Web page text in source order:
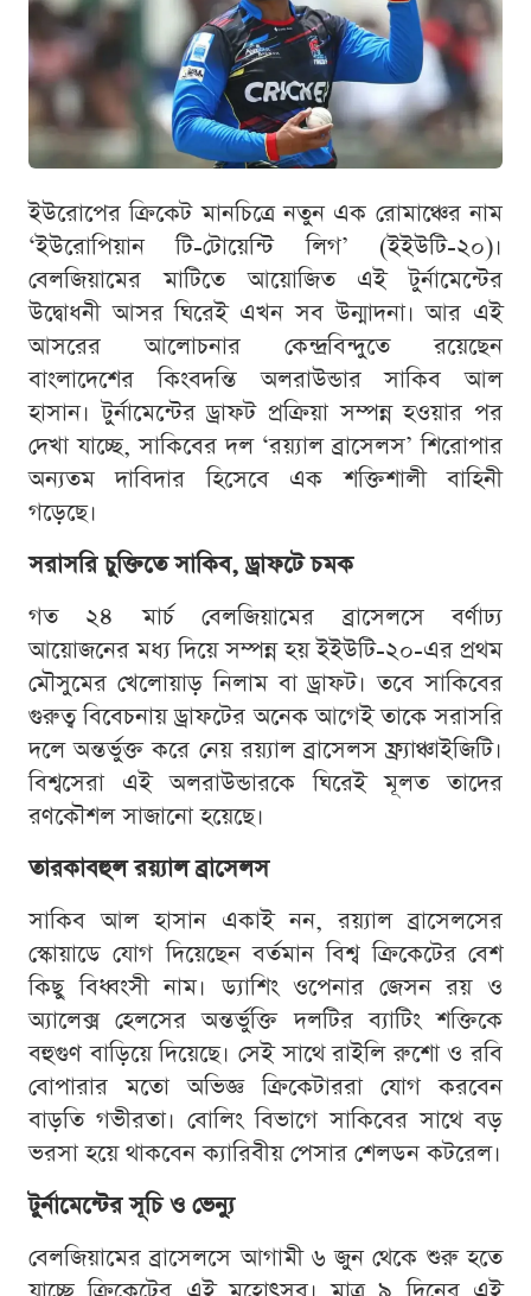
ইউরোপের ক্রিকেট মানচিত্রে নতুন এক রোমাঞ্চের নাম
‘ইউরোপিয়ান টি-টোয়েন্টি লিগ’ (ইইউটি-২০)।
বেলজিয়ামের মাটিতে আয়োজিত এই টুর্নামেন্টের
উদ্বোধনী আসর ঘিরেই এখন সব উন্মাদনা। আর এই
আসরের আলোচনার কেন্দ্রবিন্দুতে রয়েছেন
বাংলাদেশের কিংবদন্তি অলরাউন্ডার সাকিব আল
হাসান। টুর্নামেন্টের ড্রাফট প্রক্রিয়া সম্পন্ন হওয়ার পর
দেখা যাচ্ছে, সাকিবের দল ‘রয়্যাল ব্রাসেলস’ শিরোপার
অন্যতম দাবিদার হিসেবে এক শক্তিশালী বাহিনী
গড়েছে।
সরাসরি চুক্তিতে সাকিব, ড্রাফটে চমক
গত ২৪ মার্চ বেলজিয়ামের ব্রাসেলসে বর্ণাঢ্য
আয়োজনের মধ্য দিয়ে সম্পন্ন হয় ইইউটি-২০-এর প্রথম
মৌসুমের খেলোয়াড় নিলাম বা ড্রাফট। তবে সাকিবের
গুরুত্ব বিবেচনায় ড্রাফটের অনেক আগেই তাকে সরাসরি
দলে অন্তর্ভুক্ত করে নেয় রয়্যাল ব্রাসেলস ফ্র্যাঞ্চাইজিটি।
বিশ্বসেরা এই অলরাউন্ডারকে ঘিরেই মূলত তাদের
রণকৌশল সাজানো হয়েছে।
তারকাবহুল রয়্যাল ব্রাসেলস
সাকিব আল হাসান একাই নন, রয়্যাল ব্রাসেলসের
স্কোয়াডে যোগ দিয়েছেন বর্তমান বিশ্ব ক্রিকেটের বেশ
কিছু বিধ্বংসী নাম। ড্যাশিং ওপেনার জেসন রয় ও
অ্যালেক্স হেলসের অন্তর্ভুক্তি দলটির ব্যাটিং শক্তিকে
বহুগুণ বাড়িয়ে দিয়েছে। সেই সাথে রাইলি রুশো ও রবি
বোপারার মতো অভিজ্ঞ ক্রিকেটাররা যোগ করবেন
বাড়তি গভীরতা। বোলিং বিভাগে সাকিবের সাথে বড়
ভরসা হয়ে থাকবেন ক্যারিবীয় পেসার শেলডন কটরেল।
টুর্নামেন্টের সূচি ও ভেন্যু
বেলজিয়ামের ব্রাসেলসে আগামী ৬ জুন থেকে শুরু হতে